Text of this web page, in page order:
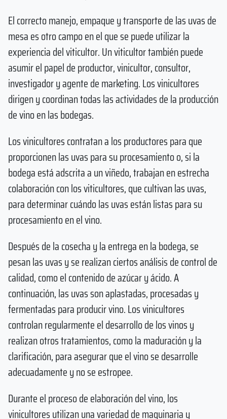
El correcto manejo, empaque y transporte de las uvas de
mesa es otro campo en el que se puede utilizar la
experiencia del viticultor. Un viticultor también puede
asumir el papel de productor, vinicultor, consultor,
investigador y agente de marketing. Los vinicultores
dirigen y coordinan todas las actividades de la producción
de vino en las bodegas.
Los vinicultores contratan a los productores para que
proporcionen las uvas para su procesamiento o, si la
bodega está adscrita a un viñedo, trabajan en estrecha
colaboración con los viticultores, que cultivan las uvas,
para determinar cuándo las uvas están listas para su
procesamiento en el vino.
Después de la cosecha y la entrega en la bodega, se
pesan las uvas y se realizan ciertos análisis de control de
calidad, como el contenido de azúcar y ácido. A
continuación, las uvas son aplastadas, procesadas y
fermentadas para producir vino. Los vinicultores
controlan regularmente el desarrollo de los vinos y
realizan otros tratamientos, como la maduración y la
clarificación, para asegurar que el vino se desarrolle
adecuadamente y no se estropee.
Durante el proceso de elaboración del vino, los
vinicultores utilizan una variedad de maquinaria y